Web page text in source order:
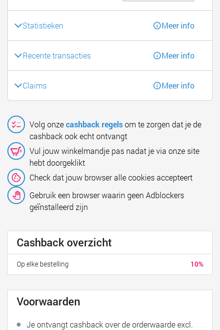
Statistieken Meer info
Recente transacties Meer info
Claims Meer info
Volg onzecashback regelsom te zorgen dat je de
cashback ook echt ontvangt
Vul jouw winkelmandje pas nadat je via onze site
hebt doorgeklikt
Check dat jouw browser alle cookies accepteert
Gebruik een browser waarin geen Adblockers
geïnstalleerd zijn
Cashback overzicht
10%
Op elke bestelling
Voorwaarden
Je ontvangt cashback over de orderwaarde excl.